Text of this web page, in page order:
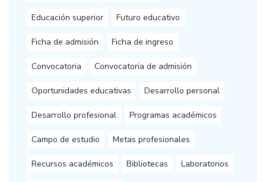
Educación superior Futuro educativo
Ficha de admisión Ficha de ingreso
Convocatoria Convocatoria de admisión
Oportunidades educativas Desarrollo personal
Desarrollo profesional Programas académicos
Campo de estudio Metas profesionales
Recursos académicos Bibliotecas Laboratorios